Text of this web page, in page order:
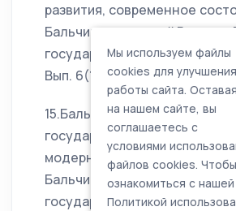
развития, современное
Бальчиндоржиева // Вестник
государственного
Вып. 6(1). – С. 31–35.
15.Бальчиндоржиева О. Б.
государством и обществом в
модернизации КНР / О. Б.
Бальчиндоржиева // Вестник
государственного
Мы используем файлы
cookies для улучшения
работы сайта.
на нашем сайте, вы
соглашаетесь с
условиями
файлов cookies. Чтобы
ознакомиться с нашей
Политикой